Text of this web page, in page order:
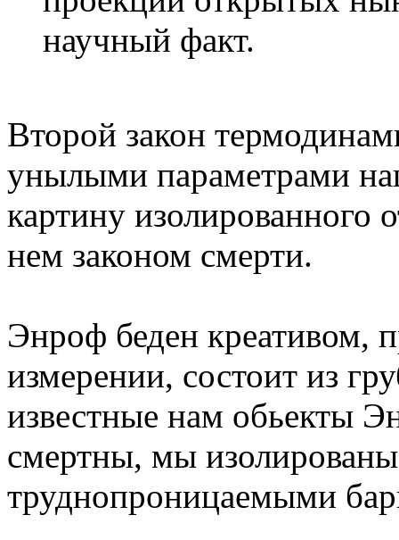
научный факт.
Второй закон
унылыми параметрами
картину
нем законом смерти.
Энроф беден креативом,
измерении, состоит из
известные нам обьекты
смертны, мы
труднопроницаемыми